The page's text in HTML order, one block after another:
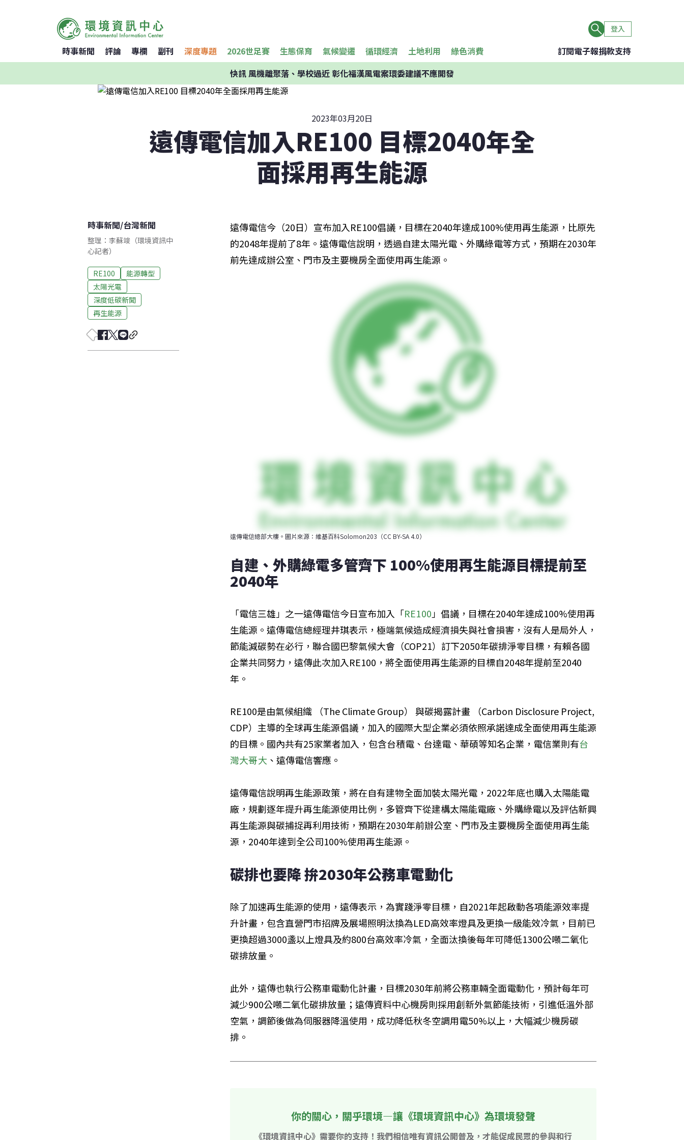
登入
時事新聞 評論 專欄 副刊 深度專題 2026世足賽 生態保育 氣候變遷 循環經濟 土地利用 綠色消費 訂閱電子報捐款支持
快訊風機離聚落、學校過近 彰化福漢風電案環委建議不應開發
2023年03月20日
遠傳電信加入RE100 目標2040年全
面採用再生能源
時事新聞/台灣新聞
整理：李蘇竣（環境資訊中
心記者）
RE100
能源轉型
太陽光電
深度低碳新聞
再生能源
遠傳電信今（20日）宣布加入RE100倡議，目標在2040年達成100%使用再生能源，比原先
的2048年提前了8年。遠傳電信說明，透過自建太陽光電、外購綠電等方式，預期在2030年
前先達成辦公室、門市及主要機房全面使用再生能源。
遠傳電信總部大樓。圖片來源：維基百科Solomon203（CC BY-SA 4.0）
自建、外購綠電多管齊下 100%使用再生能源目標提前至
2040年
「電信三雄」之一遠傳電信今日宣布加入「RE100」倡議，目標在2040年達成100%使用再
生能源。遠傳電信總經理井琪表示，極端氣候造成經濟損失與社會損害，沒有人是局外人，
節能減碳勢在必行，聯合國巴黎氣候大會（COP21）訂下2050年碳排淨零目標，有賴各國
企業共同努力，遠傳此次加入RE100，將全面使用再生能源的目標自2048年提前至2040
年。
RE100是由氣候組織 （The Climate Group） 與碳揭露計畫 （Carbon Disclosure Project,
CDP）主導的全球再生能源倡議，加入的國際大型企業必須依照承諾達成全面使用再生能源
的目標。國內共有25家業者加入，包含台積電、台達電、華碩等知名企業，電信業則有台
灣大哥大 、遠傳電信響應。
遠傳電信說明再生能源政策，將在自有建物全面加裝太陽光電，2022年底也購入太陽能電
廠，規劃逐年提升再生能源使用比例，多管齊下從建構太陽能電廠、外購綠電以及評估新興
再生能源與碳捕捉再利用技術，預期在2030年前辦公室、門市及主要機房全面使用再生能
源，2040年達到全公司100%使用再生能源。
碳排也要降 拚2030年公務車電動化
除了加速再生能源的使用，遠傳表示，為實踐淨零目標，自2021年起啟動各項能源效率提
升計畫，包含直營門市招牌及展場照明汰換為LED高效率燈具及更換一級能效冷氣，目前已
更換超過3000盞以上燈具及約800台高效率冷氣，全面汰換後每年可降低1300公噸二氧化
碳排放量。
此外，遠傳也執行公務車電動化計畫，目標2030年前將公務車輛全面電動化，預計每年可
減少900公噸二氧化碳排放量；遠傳資料中心機房則採用創新外氣節能技術，引進低溫外部
空氣，調節後做為伺服器降溫使用，成功降低秋冬空調用電50%以上，大幅減少機房碳
排。
你的關心，關乎環境—讓《環境資訊中心》為環境發聲
《環境資訊中心》需要你的支持！我們相信唯有資訊公開普及，才能促成民眾的參與和行